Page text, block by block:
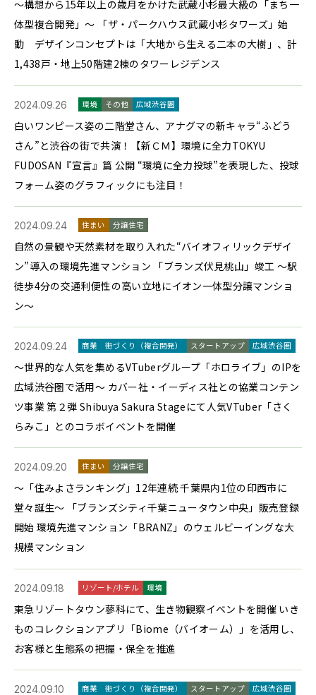
～構想から15年以上の歳月をかけた武蔵小杉最大級の「まち一
体型複合開発」～ 「ザ・パークハウス武蔵小杉タワーズ」始
動 デザインコンセプトは「大地から生える二本の大樹」、計
1,438戸・地上50階建2棟のタワーレジデンス
2024.09.26 環境 その他 広域渋谷圏
白いワンピース姿の二階堂さん、アナグマの新キャラ“ふどう
さん”と渋谷の街で共演！【新ＣＭ】環境に全力TOKYU
FUDOSAN『宣言』篇 公開 “環境に全力投球”を表現した、投球
フォーム姿のグラフィックにも注目！
2024.09.24 住まい 分譲住宅
自然の景観や天然素材を取り入れた“バイオフィリックデザイ
ン”導入の環境先進マンション 「ブランズ伏見桃山」竣工 ～駅
徒歩4分の交通利便性の高い立地にイオン一体型分譲マンショ
ン～
2024.09.24 商業 街づくり（複合開発） スタートアップ 広域渋谷圏
～世界的な人気を集めるVTuberグループ「ホロライブ」のIPを
広域渋谷圏で活用～ カバー社・イーディス社との協業コンテン
ツ事業 第２弾 Shibuya Sakura Stageにて人気VTuber「さく
らみこ」とのコラボイベントを開催
2024.09.20 住まい 分譲住宅
～「住みよさランキング」12年連続 千葉県内1位の印西市に
堂々誕生～ 「ブランズシティ千葉ニュータウン中央」販売登録
開始 環境先進マンション「BRANZ」のウェルビーイングな大
規模マンション
2024.09.18 リゾート/ホテル 環境
東急リゾートタウン蓼科にて、生き物観察イベントを開催 いき
ものコレクションアプリ「Biome（バイオーム）」を活用し、
お客様と生態系の把握・保全を推進
2024.09.10 商業 街づくり（複合開発） スタートアップ 広域渋谷圏